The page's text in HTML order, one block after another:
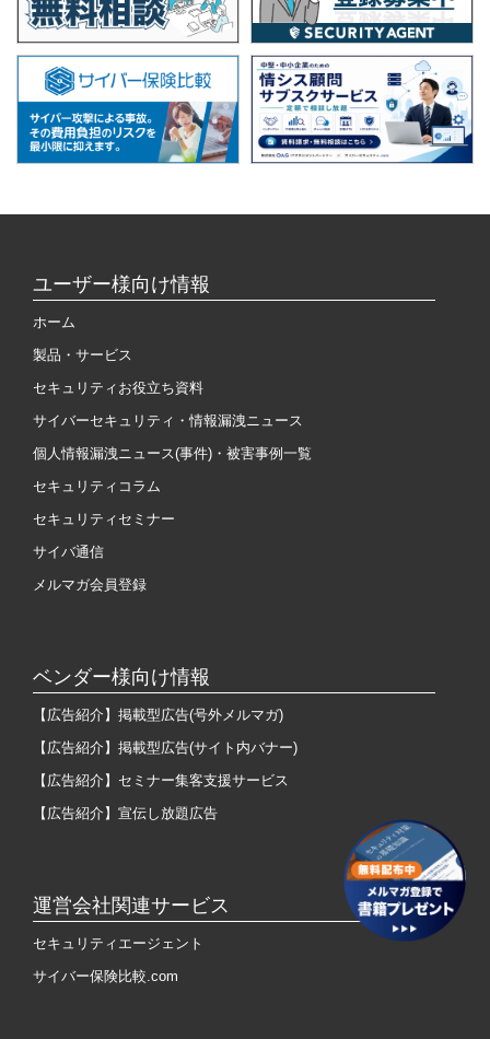
ユーザー様向け情報
ホーム
製品・サービス
セキュリティお役立ち資料
サイバーセキュリティ・情報漏洩ニュース
個人情報漏洩ニュース(事件)・被害事例一覧
セキュリティコラム
セキュリティセミナー
サイバ通信
メルマガ会員登録
ベンダー様向け情報
【広告紹介】掲載型広告(号外メルマガ)
【広告紹介】掲載型広告(サイト内バナー)
【広告紹介】セミナー集客支援サービス
【広告紹介】宣伝し放題広告
運営会社関連サービス
セキュリティエージェント
サイバー保険比較.com